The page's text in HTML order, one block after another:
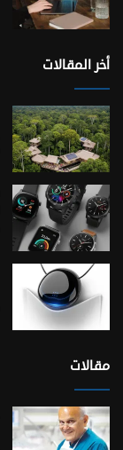
أخر المقالات
مقالات